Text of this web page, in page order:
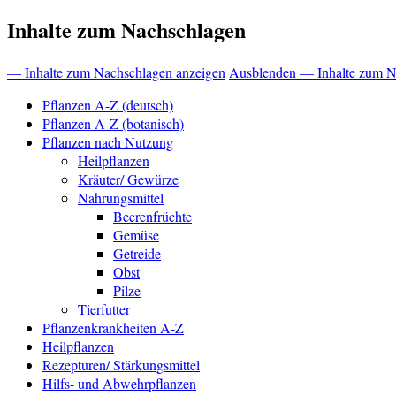
Inhalte zum Nachschlagen
— Inhalte zum Nachschlagen anzeigenAusblenden — Inhalte zum
Pflanzen A-Z (deutsch)
Pflanzen A-Z (botanisch)
Pflanzen nach Nutzung
Heilpflanzen
Kräuter/ Gewürze
Nahrungsmittel
Beerenfrüchte
Gemüse
Getreide
Obst
Pilze
Tierfutter
Pflanzenkrankheiten A-Z
Heilpflanzen
Rezepturen/ Stärkungsmittel
Hilfs- und Abwehrpflanzen